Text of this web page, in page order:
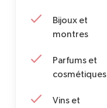
Bijoux et
montres
Parfums et
cosmétiques
Vins et